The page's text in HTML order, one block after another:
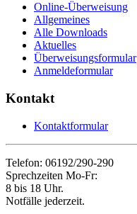
Online-Überweisung
Allgemeines
Alle Downloads
Aktuelles
Überweisungsformular
Anmeldeformular
Kontakt
Kontaktformular
Telefon: 06192/290-290
Sprechzeiten Mo-Fr:
8 bis 18 Uhr.
Notfälle jederzeit.